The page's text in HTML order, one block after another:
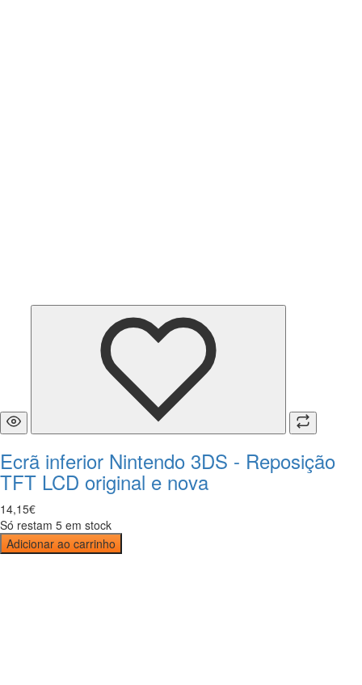
Ecrã inferior Nintendo 3DS - Reposição
TFT LCD original e nova
14,15€
Só restam 5 em stock
Adicionar ao carrinho